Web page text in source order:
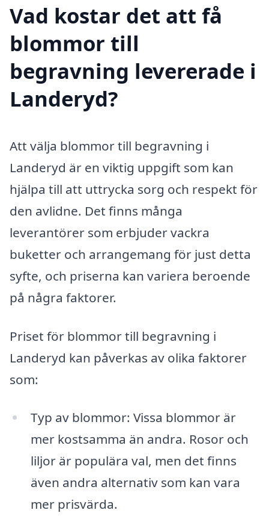
Vad kostar det att få
blommor till
begravning levererade i
Landeryd?
Att välja blommor till begravning i
Landeryd är en viktig uppgift som kan
hjälpa till att uttrycka sorg och respekt för
den avlidne. Det finns många
leverantörer som erbjuder vackra
buketter och arrangemang för just detta
syfte, och priserna kan variera beroende
på några faktorer.
Priset för blommor till begravning i
Landeryd kan påverkas av olika faktorer
som:
Typ av blommor: Vissa blommor är
mer kostsamma än andra. Rosor och
liljor är populära val, men det finns
även andra alternativ som kan vara
mer prisvärda.